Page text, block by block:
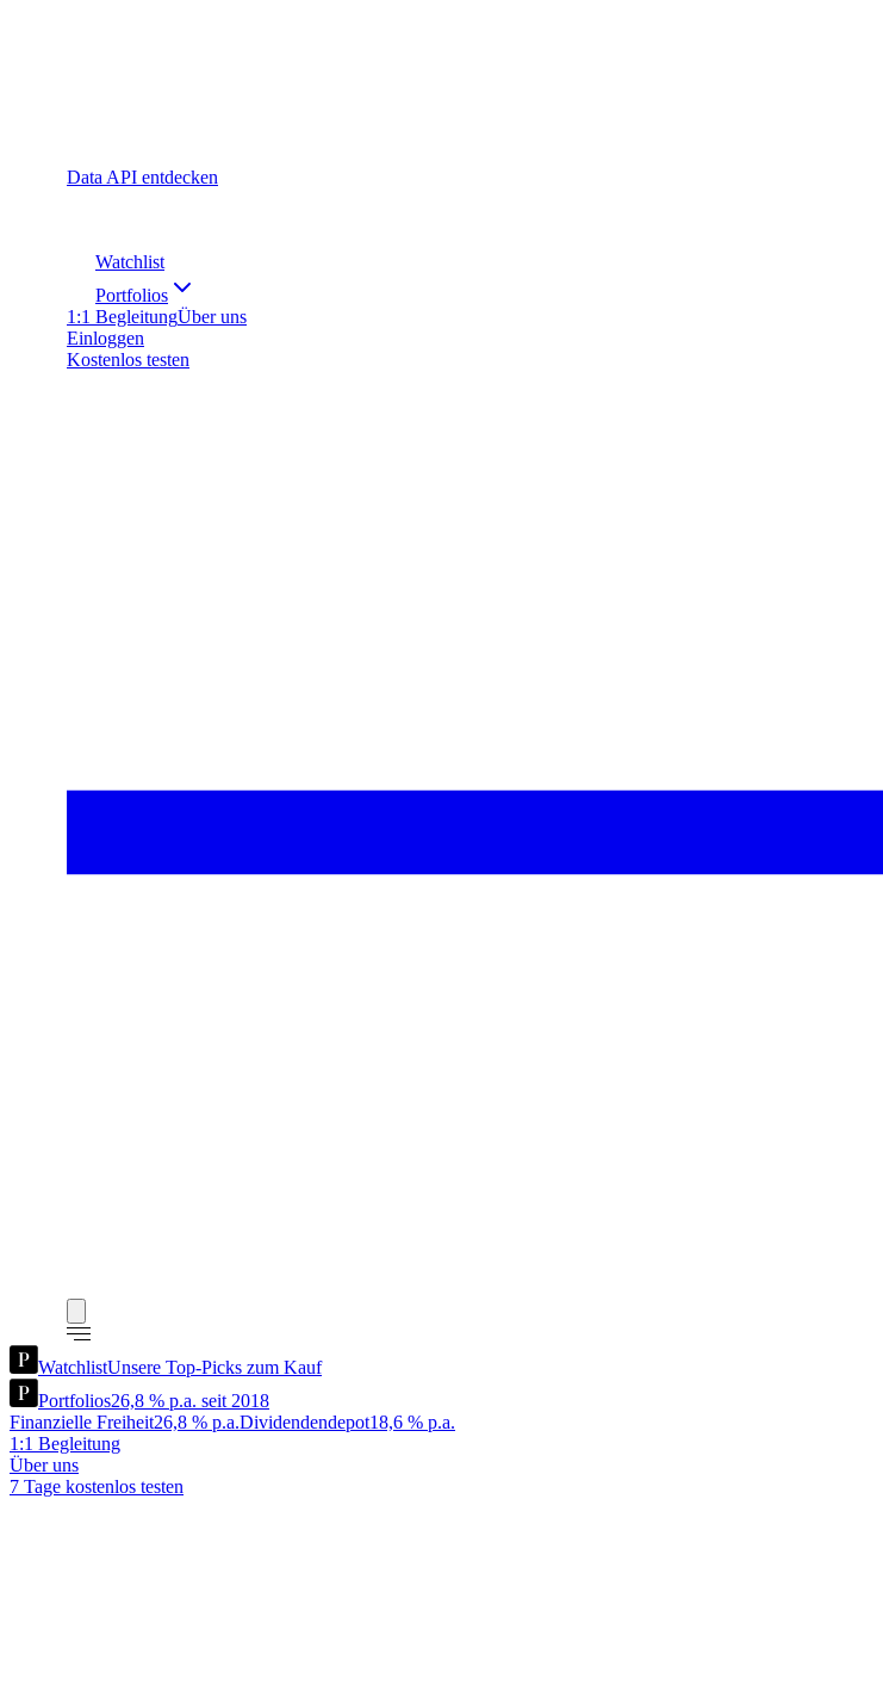
Data API entdecken
Watchlist
Portfolios
1:1 BegleitungÜber uns
Einloggen
Kostenlos testen
WatchlistUnsere Top-Picks zum Kauf
Portfolios26,8 % p.a. seit 2018
Finanzielle Freiheit26,8 % p.a.Dividendendepot18,6 % p.a.
1:1 Begleitung
Über uns
7 Tage kostenlos testen